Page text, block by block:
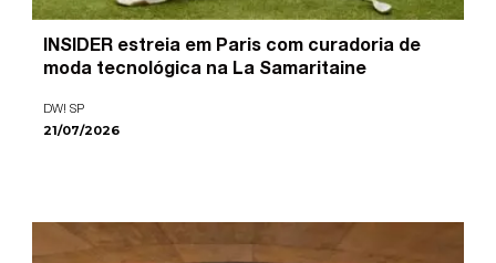
INSIDER estreia em Paris com curadoria de
moda tecnológica na La Samaritaine
DW! SP
21/07/2026